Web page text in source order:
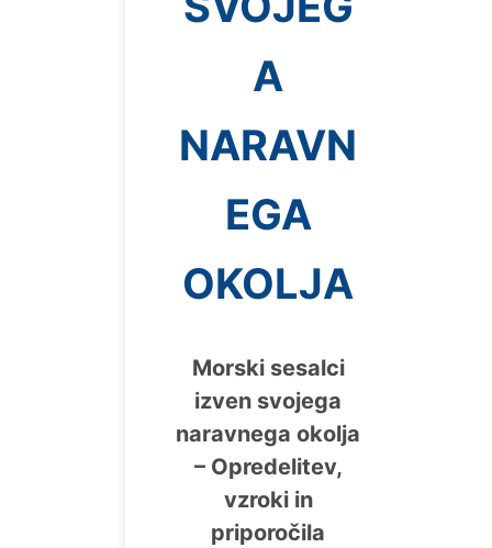
A
NARAVN
EGA
OKOLJA
Morski sesalci
izven svojega
naravnega okolja
– Opredelitev,
vzroki in
priporočila